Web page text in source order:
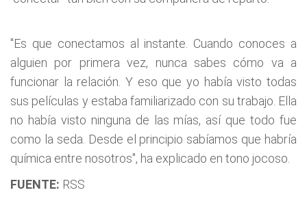
"Es que conectamos al instante. Cuando conoces a
alguien por primera vez, nunca sabes cómo va a
funcionar la relación. Y eso que yo había visto todas
sus películas y estaba familiarizado con su trabajo. Ella
no había visto ninguna de las mías, así que todo fue
como la seda. Desde el principio sabíamos que habría
química entre nosotros", ha explicado en tono jocoso.
FUENTE: RSS